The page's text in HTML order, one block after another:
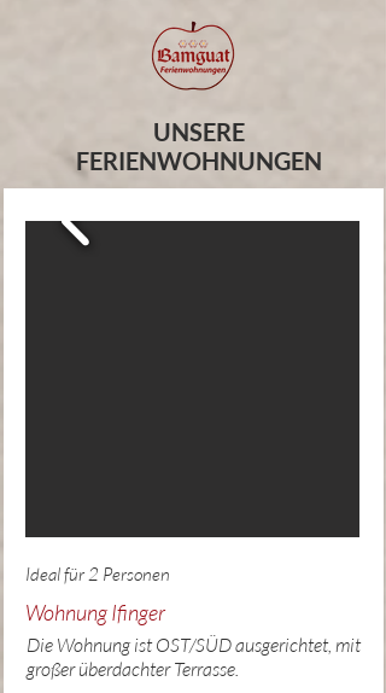
UNSERE
FERIENWOHNUNGEN
Ideal für 2 Personen
Wohnung Ifinger
Die Wohnung ist OST/SÜD ausgerichtet, mit
großer überdachter Terrasse.